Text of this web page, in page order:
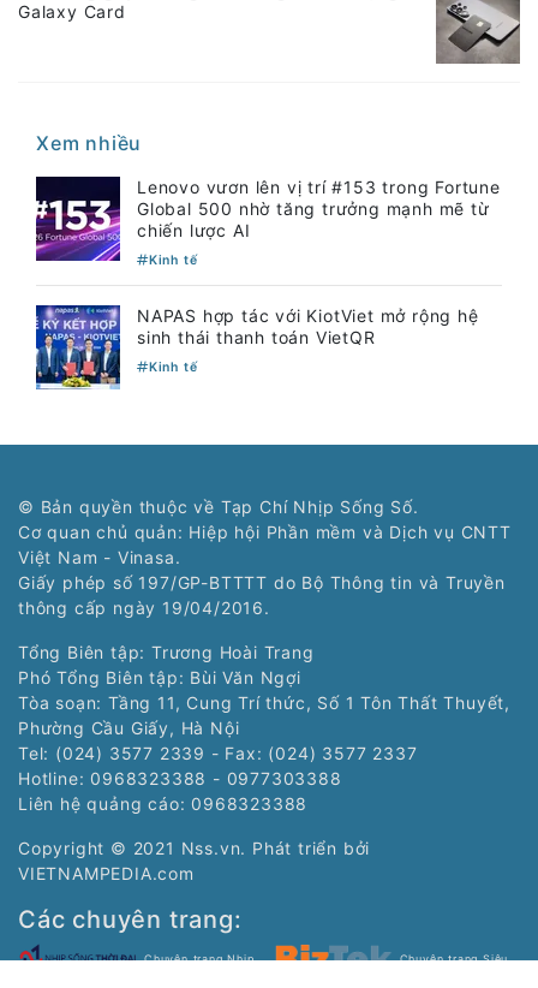
Galaxy Card
Xem nhiều
Lenovo vươn lên vị trí #153 trong Fortune
Global 500 nhờ tăng trưởng mạnh mẽ từ
chiến lược AI
Kinh tế
NAPAS hợp tác với KiotViet mở rộng hệ
sinh thái thanh toán VietQR
Kinh tế
© Bản quyền thuộc về Tạp Chí Nhịp Sống Số.
Cơ quan chủ quản: Hiệp hội Phần mềm và Dịch vụ CNTT
Việt Nam - Vinasa.
Giấy phép số 197/GP-BTTTT do Bộ Thông tin và Truyền
thông cấp ngày 19/04/2016.
Tổng Biên tập: Trương Hoài Trang
Phó Tổng Biên tập: Bùi Văn Ngợi
Tòa soạn: Tầng 11, Cung Trí thức, Số 1 Tôn Thất Thuyết,
Phường Cầu Giấy, Hà Nội
Tel: (024) 3577 2339 - Fax: (024) 3577 2337
Hotline: 0968323388 - 0977303388
Liên hệ quảng cáo: 0968323388
Copyright © 2021 Nss.vn. Phát triển bởi
VIETNAMPEDIA.com
Các chuyên trang:
Chuyên trang Nhịp
Chuyên trang Siêu